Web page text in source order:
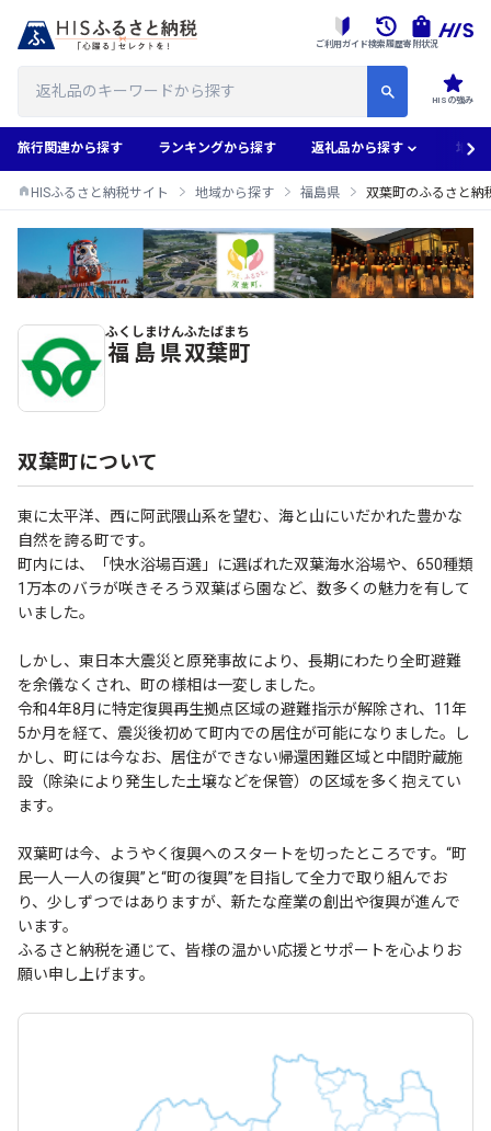
HISの強み
ご利用ガイド検索履歴寄附状況
旅行関連から探す ランキングから探す 返礼品から探す 地域
HISふるさと納税サイト 地域から探す 福島県 双葉町のふるさと納
双葉町のふるさと納税返礼品一覧
福島県
ふくしまけん
双葉町
ふたばまち
双葉町について
東に太平洋、西に阿武隈山系を望む、海と山にいだかれた豊かな
自然を誇る町です。
町内には、「快水浴場百選」に選ばれた双葉海水浴場や、650種類
1万本のバラが咲きそろう双葉ばら園など、数多くの魅力を有して
いました。
しかし、東日本大震災と原発事故により、長期にわたり全町避難
を余儀なくされ、町の様相は一変しました。
令和4年8月に特定復興再生拠点区域の避難指示が解除され、11年
5か月を経て、震災後初めて町内での居住が可能になりました。し
かし、町には今なお、居住ができない帰還困難区域と中間貯蔵施
設（除染により発生した土壌などを保管）の区域を多く抱えてい
ます。
双葉町は今、ようやく復興へのスタートを切ったところです。“町
民一人一人の復興”と“町の復興”を目指して全力で取り組んでお
り、少しずつではありますが、新たな産業の創出や復興が進んで
います。
ふるさと納税を通じて、皆様の温かい応援とサポートを心よりお
願い申し上げます。